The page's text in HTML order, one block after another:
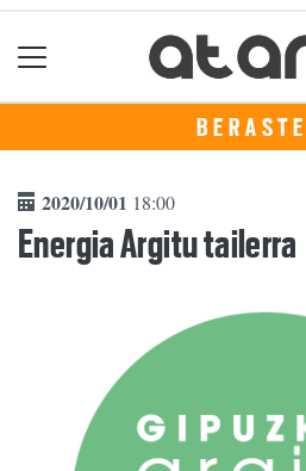
2020/10/01 18:00
Energia Argitu tailerra